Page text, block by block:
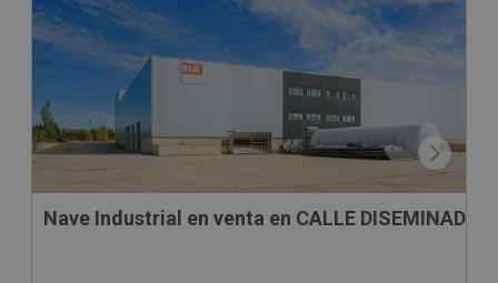
Nave Industrial en venta en CALLE